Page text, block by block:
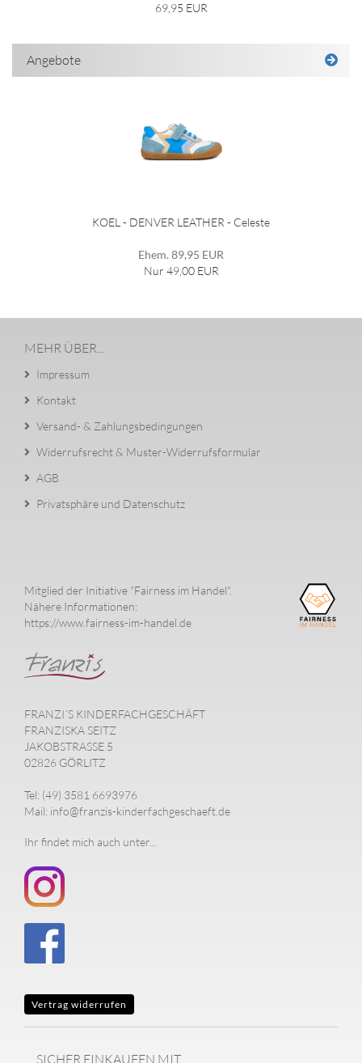
69,95 EUR
Angebote
KOEL - DENVER LEATHER - Celeste
Ehem. 89,95 EUR
Nur 49,00 EUR
MEHR ÜBER...
Impressum
Kontakt
Versand- & Zahlungsbedingungen
Widerrufsrecht & Muster-Widerrufsformular
AGB
Privatsphäre und Datenschutz
Mitglied der Initiative "Fairness im Handel".
Nähere Informationen:
https://www.fairness-im-handel.de
FRANZI´S KINDERFACHGESCHÄFT
FRANZISKA SEITZ
JAKOBSTRASSE 5
02826 GÖRLITZ
Tel: (49) 3581 6693976
Mail: info@franzis-kinderfachgeschaeft.de
Ihr findet mich auch unter...
Vertrag widerrufen
SICHER EINKAUFEN MIT